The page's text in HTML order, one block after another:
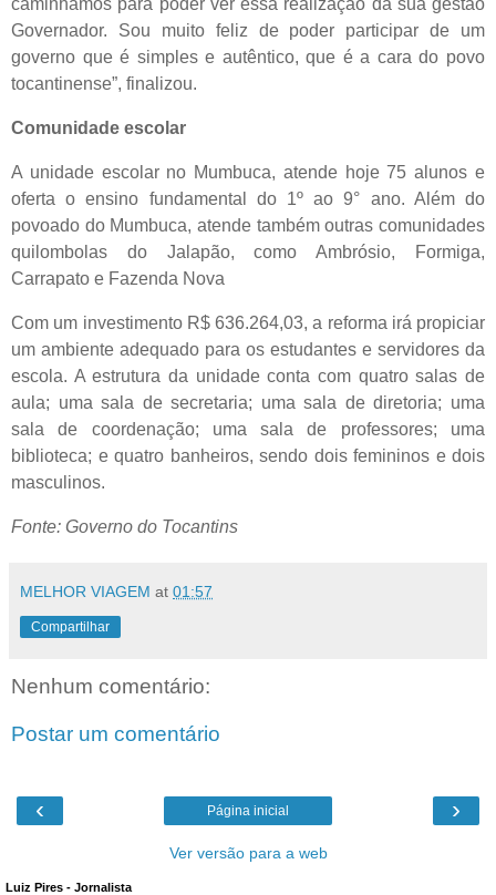
caminhamos para poder ver essa realização da sua gestão
Governador. Sou muito feliz de poder participar de um
governo que é simples e autêntico, que é a cara do povo
tocantinense”, finalizou.
Comunidade escolar
A unidade escolar no Mumbuca, atende hoje 75 alunos e
oferta o ensino fundamental do 1º ao 9° ano. Além do
povoado do Mumbuca, atende também outras comunidades
quilombolas do Jalapão, como Ambrósio, Formiga,
Carrapato e Fazenda Nova
Com um investimento R$ 636.264,03, a reforma irá propiciar
um ambiente adequado para os estudantes e servidores da
escola. A estrutura da unidade conta com quatro salas de
aula; uma sala de secretaria; uma sala de diretoria; uma
sala de coordenação; uma sala de professores; uma
biblioteca; e quatro banheiros, sendo dois femininos e dois
masculinos.
Fonte: Governo do Tocantins
MELHOR VIAGEM at 01:57
Compartilhar
Nenhum comentário:
Postar um comentário
‹ ›
Página inicial
Ver versão para a web
Luiz Pires - Jornalista